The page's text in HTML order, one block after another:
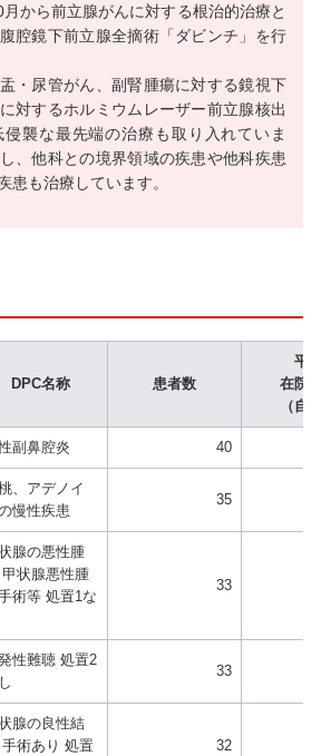
から前立腺がんに対する根治的治療と
腔鏡下前立腺全摘術「ダビンチ」を行
・尿管がん、副腎腫瘍に対する鏡視下
対するホルミウムレーザー前立腺核出
襲な最先端の治療も取り入れていま
、他科との境界領域の疾患や他科疾患
患も治療しています。
DPC名称 患者数
平
在院
（自
副鼻腔炎 40
、アデノイ
慢性疾患
35
腺の悪性腫
状腺悪性腫
術等 処置1な
33
性難聴 処置2
33
腺の良性結
術あり 処置
32